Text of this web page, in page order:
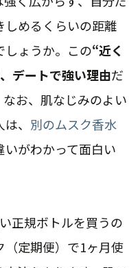
しめるくらいの距離
しょうか。この“近く
デートで強い理由だ
お、肌なじみのよい
、 別のムスク香水
いがわかって面白い
正規ボトルを買うの
定期便）で1ヶ月使